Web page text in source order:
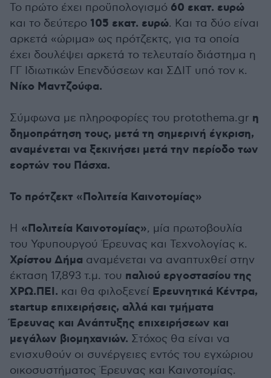
Το πρώτο έχει προϋπολογισμό 60 εκατ. ευρώ
και το δεύτερο 105 εκατ. ευρώ. Και τα δύο είναι
αρκετά «ώριμα» ως πρότζεκτς, για τα οποία
έχει δουλέψει αρκετά το τελευταίο διάστημα η
ΓΓ Ιδιωτικών Επενδύσεων και ΣΔΙΤ υπό τον κ.
Νίκο Μαντζούφα.
Σύμφωνα με πληροφορίες του protothema.gr η
δημοπράτηση τους, μετά τη σημερινή έγκριση,
αναμένεται να ξεκινήσει μετά την περίοδο των
εορτών του Πάσχα.
Το πρότζεκτ «Πολιτεία Καινοτομίας»
H «Πολιτεία Καινοτομίας», μία πρωτοβουλία
του Υφυπουργού Έρευνας και Τεχνολογίας κ.
Χρίστου Δήμα αναμένεται να αναπτυχθεί στην
έκταση 17,893 τ.μ. του παλιού εργοστασίου της
ΧΡΩ.ΠΕΙ. και θα φιλοξενεί Ερευνητικά Κέντρα,
startup επιχειρήσεις, αλλά και τμήματα
Έρευνας και Ανάπτυξης επιχειρήσεων και
μεγάλων βιομηχανιών. Στόχος θα είναι να
ενισχυθούν οι συνέργειες εντός του εγχώριου
οικοσυστήματος Έρευνας και Καινοτομίας.